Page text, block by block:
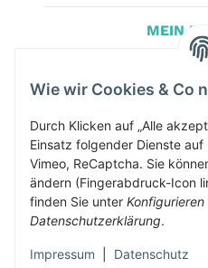
MEIN
Herbis
Kirchdorf
4982
info@herbis-
Wie wir Cookies & Co
Durch Klicken auf „Alle
Einsatz folgender Dienste auf
Vimeo, ReCaptcha. Sie
ändern (Fingerabdruck-Icon
finden Sie unter Konfigurieren
Datenschutzerklärung.
Impressum Datenschutz